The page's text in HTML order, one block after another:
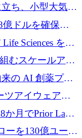
ち、小型大気質
政策の中心に据
ドルを確保、
ーを130億ユー
2027年に米国の
Sciences を
ントで支援
むスケールアッ
来の AI 創薬プラ
300 万ユーロ
ツアイウェアの
調達
か月でPrior Labs
ーを130億ユーロ